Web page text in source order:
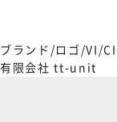
ブランド/ロゴ/VI/CI
有限会社 tt-unit